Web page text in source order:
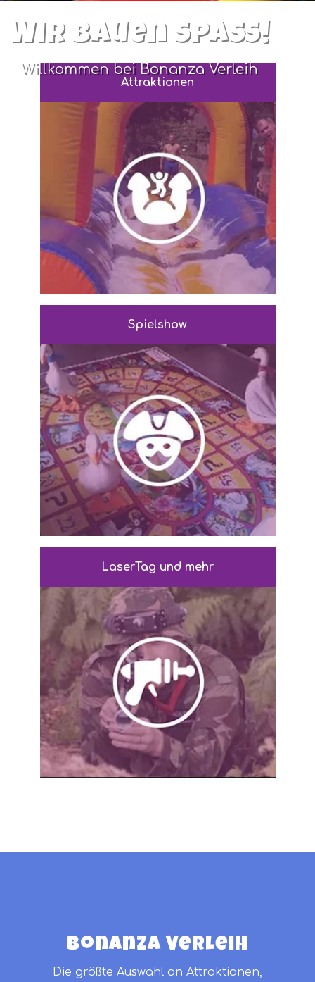
Wir bauen Spaß!
Willkommen bei Bonanza Verleih
Attraktionen
Spielshow
LaserTag und mehr
Bonanza Verleih
Die größte Auswahl an Attraktionen,